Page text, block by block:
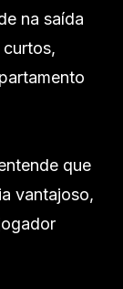
na saída
que
vantajoso,